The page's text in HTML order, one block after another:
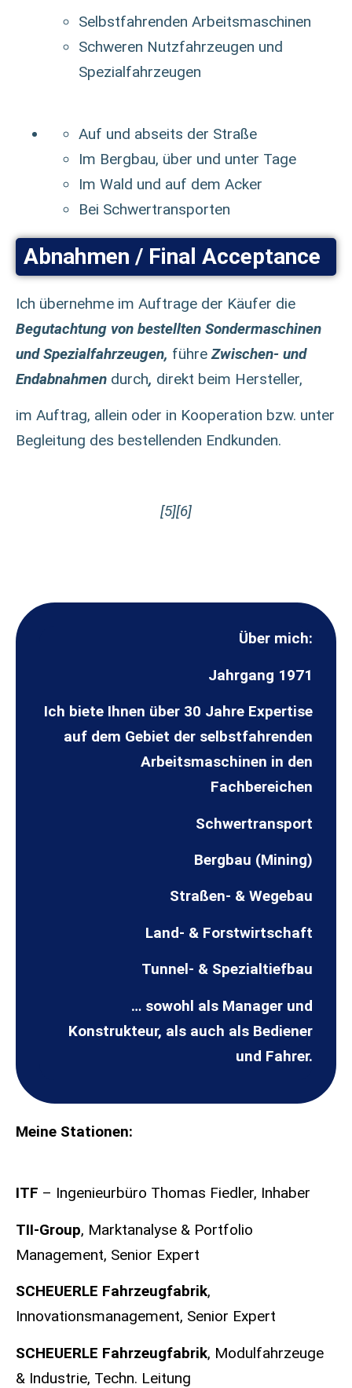
Selbstfahrenden Arbeitsmaschinen
Schweren Nutzfahrzeugen und
Spezialfahrzeugen
Auf und abseits der Straße
Im Bergbau, über und unter Tage
Im Wald und auf dem Acker
Bei Schwertransporten
Abnahmen / Final Acceptance
Ich übernehme im Auftrage der Käufer die
Begutachtung von bestellten Sondermaschinen
und Spezialfahrzeugen, führeZwischen- und
Endabnahmen durch, direkt beim Hersteller,
im Auftrag, allein oder in Kooperation bzw. unter
Begleitung des bestellenden Endkunden.
[5][6]
Über mich:
Jahrgang 1971
Ich biete Ihnen über 30 Jahre Expertise
auf dem Gebiet der selbstfahrenden
Arbeitsmaschinen in den
Fachbereichen
Schwertransport
Bergbau (Mining)
Straßen- & Wegebau
Land- & Forstwirtschaft
Tunnel- & Spezialtiefbau
… sowohl als Manager und
Konstrukteur, als auch als Bediener
und Fahrer.
Meine Stationen:
ITF – Ingenieurbüro Thomas Fiedler, Inhaber
TII-Group, Marktanalyse & Portfolio
Management, Senior Expert
SCHEUERLE Fahrzeugfabrik,
Innovationsmanagement, Senior Expert
SCHEUERLE Fahrzeugfabrik, Modulfahrzeuge
& Industrie, Techn. Leitung